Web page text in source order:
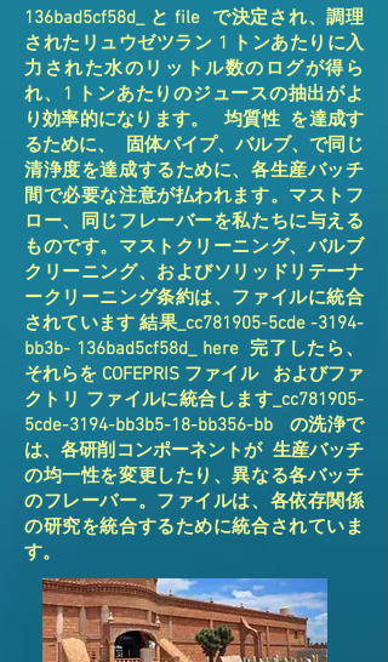
136bad5cf58d_ と file で決定され、調理
されたリュウゼツラン 1 トンあたりに入
力された水のリットル数のログが得ら
れ、1 トンあたりのジュースの抽出がよ
り効率的になります。 均質性 を達成す
るために、 固体パイプ、バルブ、で同じ
清浄度を達成するために、各生産バッチ
間で必要な注意が払われます。マストフ
ロー、同じフレーバーを私たちに与える
ものです。マストクリーニング、バルブ
クリーニング、およびソリッドリテーナ
ークリーニング条約は、ファイルに統合
されています 結果_cc781905-5cde -3194-
bb3b- 136bad5cf58d_ here 完了したら、
それらを COFEPRIS ファイル およびファ
クトリ ファイルに統合します_cc781905-
5cde-3194-bb3b5-18-bb356-bb の洗浄で
は、各研削コンポーネントが 生産バッチ
の均一性を変更したり、異なる各バッチ
のフレーバー。ファイルは、各依存関係
の研究を統合するために統合されていま
す。